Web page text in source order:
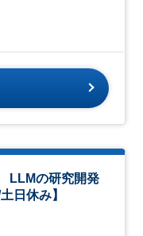
LLMの研究開発
日休み】